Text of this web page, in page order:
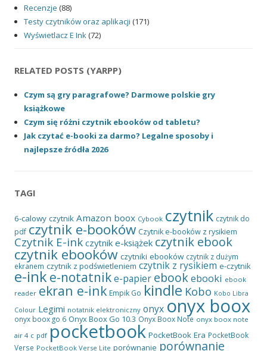
Recenzje (88)
Testy czytników oraz aplikacji (171)
Wyświetlacz E Ink(72)
RELATED POSTS (YARPP)
Czym są gry paragrafowe? Darmowe polskie gry
książkowe
Czym się różni czytnik ebooków od tabletu?
Jak czytać e-booki za darmo? Legalne sposoby i
najlepsze źródła 2026
TAGI
6-calowy czytnik Amazon boox Cybook czytnik czytnik do
pdf czytnik e-booków Czytnik e-booków z rysikiem
Czytnik E-ink czytnik e-książek czytnik ebook
czytnik ebooków czytniki ebooków czytnik z dużym
ekranem czytnik z podświetleniem czytnik z rysikiem e-czytnik
e-ink e-notatnike-papier ebookebooki ebook
reader ekran e-ink Empik Go kindle Kobo Kobo Libra
Colour Legimi notatnik elektroniczny onyx onyx boox
onyx boox go 6 Onyx Boox Go 10.3 Onyx Boox Note onyx boox note
air 4 c pdf pocketbook PocketBook Era PocketBook
Verse PocketBook Verse Lite porównanie porównanie